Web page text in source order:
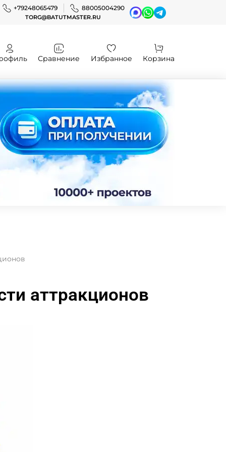
+79248065479 88005004290
TORG@BATUTMASTER.RU
Сравнение Избранное Корзина
аттракционов